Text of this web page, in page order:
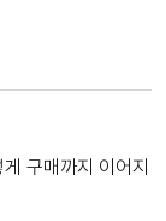
구매까지 이어지